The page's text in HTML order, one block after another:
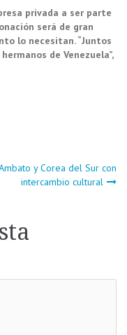
privada a ser parte
será de gran
lo necesitan. “Juntos
de Venezuela”,
y Corea del Sur con
intercambio cultural